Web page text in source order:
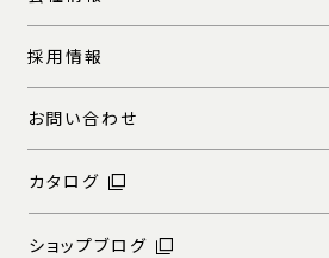
採用情報
お問い合わせ
カタログ
ショップブログ